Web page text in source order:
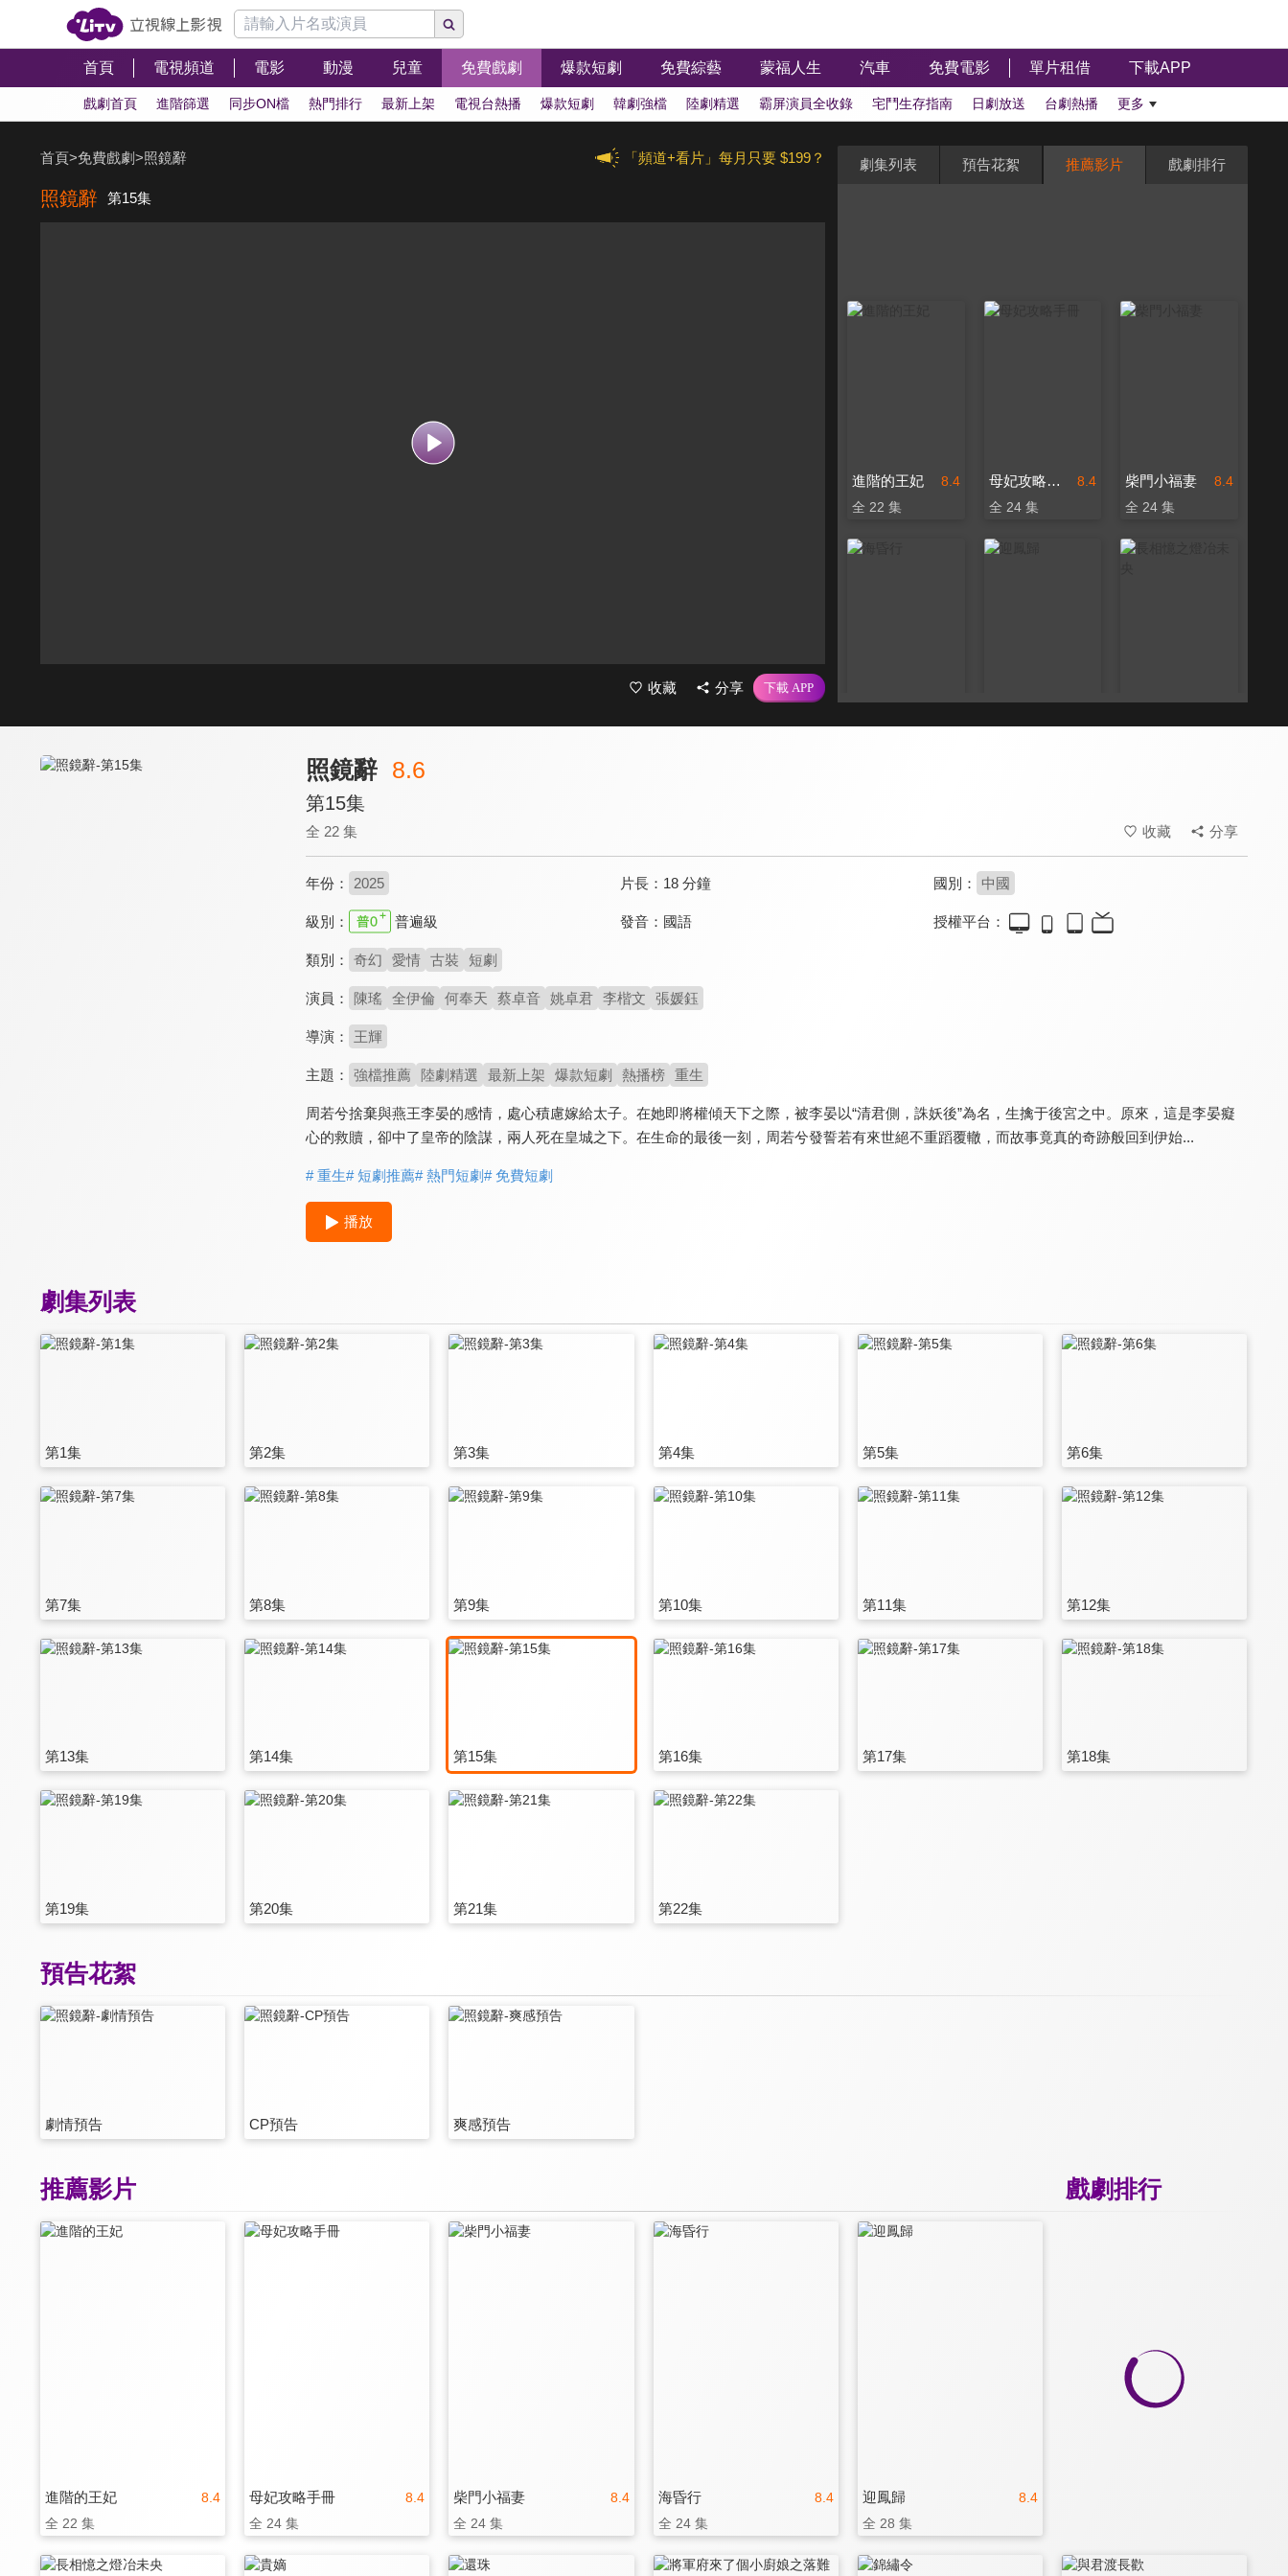
首頁 電視頻道 電影 動漫 兒童 免費戲劇 爆款短劇 免費綜藝 蒙福人生 汽車 免費電影 單片租借 下載APP
戲劇首頁 進階篩選 同步ON檔 熱門排行 最新上架 電視台熱播 爆款短劇 韓劇強檔 陸劇精選 霸屏演員全收錄 宅鬥生存指南 日劇放送 台劇熱播 更多
「頻道+看片」每月只要 $199？
首頁>免費戲劇>照鏡辭
照鏡辭 第15集
收藏 分享
劇集列表 預告花絮 推薦影片 戲劇排行
8.4
進階的王妃
全 22 集
8.4
母妃攻略手冊
全 24 集
8.4
柴門小福妻
全 24 集
照鏡辭 8.6
第15集
全 22 集 收藏 分享
年份： 2025 片長： 18 分鐘 國別： 中國
級別： 普遍級 發音： 國語 授權平台：
類別： 奇幻 愛情 古裝 短劇
演員： 陳瑤 全伊倫 何奉天 蔡卓音 姚卓君 李楷文 張媛鈺
導演： 王輝
主題： 強檔推薦 陸劇精選 最新上架 爆款短劇 熱播榜 重生
周若兮捨棄與燕王李晏的感情，處心積慮嫁給太子。在她即將權傾天下之際，被李晏以“清君側，誅妖後”為名，生擒于後宮之中。原來，這是李晏癡
心的救贖，卻中了皇帝的陰謀，兩人死在皇城之下。在生命的最後一刻，周若兮發誓若有來世絕不重蹈覆轍，而故事竟真的奇跡般回到伊始...
# 重生# 短劇推薦# 熱門短劇# 免費短劇
播放
劇集列表
第1集 第2集 第3集 第4集 第5集 第6集
第7集 第8集 第9集 第10集 第11集 第12集
第13集 第14集 第15集 第16集 第17集 第18集
第19集 第20集 第21集 第22集
預告花絮
劇情預告 CP預告 爽感預告
戲劇排行
推薦影片
8.4
進階的王妃
全 22 集
8.4
母妃攻略手冊
全 24 集
8.4
柴門小福妻
全 24 集
8.4
海昏行
全 24 集
8.4
迎鳳歸
全 28 集